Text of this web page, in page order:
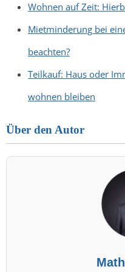
Wohnen auf Zeit:
Mietminderung bei
beachten?
Teilkauf: Haus oder
wohnen bleiben
Über den Autor